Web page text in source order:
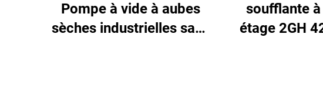
Pompe à vide à aubes
sèches industrielles sans
soufflante
étage 2GH